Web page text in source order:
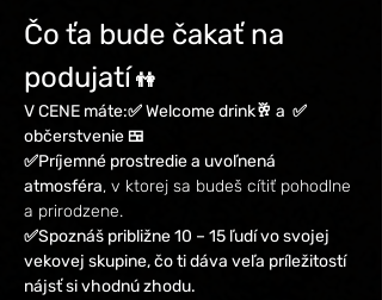
Čo ťa bude čakať na
podujatí 👫
V CENE máte:✅ Welcome drink🥂 a  ✅
občerstvenie 🍱
✅Príjemné prostredie a uvoľnená
atmosféra, v ktorej sa budeš cítiť pohodlne
a prirodzene.
✅Spoznáš približne 10 – 15 ľudí vo svojej
vekovej skupine, čo ti dáva veľa príležitostí
nájsť si vhodnú zhodu.